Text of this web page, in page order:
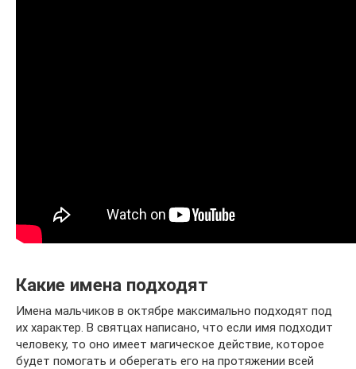
Какие имена подходят
Имена мальчиков в октябре максимально подходят под
их характер. В святцах написано, что если имя подходит
человеку, то оно имеет магическое действие, которое
будет помогать и оберегать его на протяжении всей